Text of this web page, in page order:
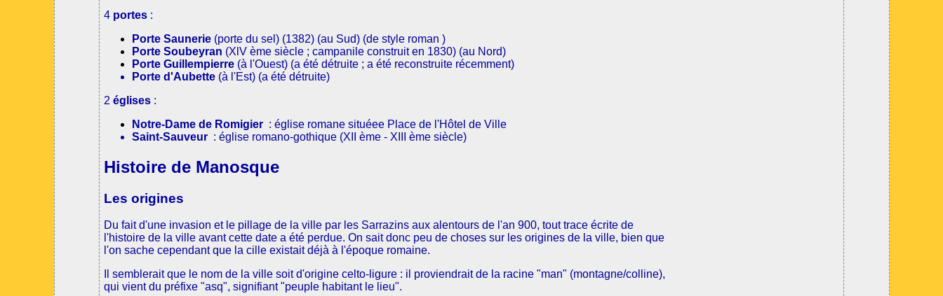
4 portes :
Porte Saunerie (porte du sel) (1382) (au Sud) (de style roman )
Porte Soubeyran (XlV ème siècle ; campanile construit en 1830) (au Nord)
Porte Guillempierre (à l'Ouest) (a été détruite ; a été reconstruite récemment)
Porte d'Aubette (à l'Est) (a été détruite)
2 églises :
Notre-Dame de Romigier : église romane situéee Place de l'Hôtel de Ville
Saint-Sauveur : église romano-gothique (XII ème - XIII ème siècle)
Histoire de Manosque
Les origines
Du fait d'une invasion et le pillage de la ville par les Sarrazins aux alentours de l'an 900, tout trace écrite de
l'histoire de la ville avant cette date a été perdue. On sait donc peu de choses sur les origines de la ville, bien que
l'on sache cependant que la cille existait déjà à l'époque romaine.
Il semblerait que le nom de la ville soit d'origine celto-ligure : il proviendrait de la racine "man" (montagne/colline),
qui vient du préfixe "asq", signifiant "peuple habitant le lieu".